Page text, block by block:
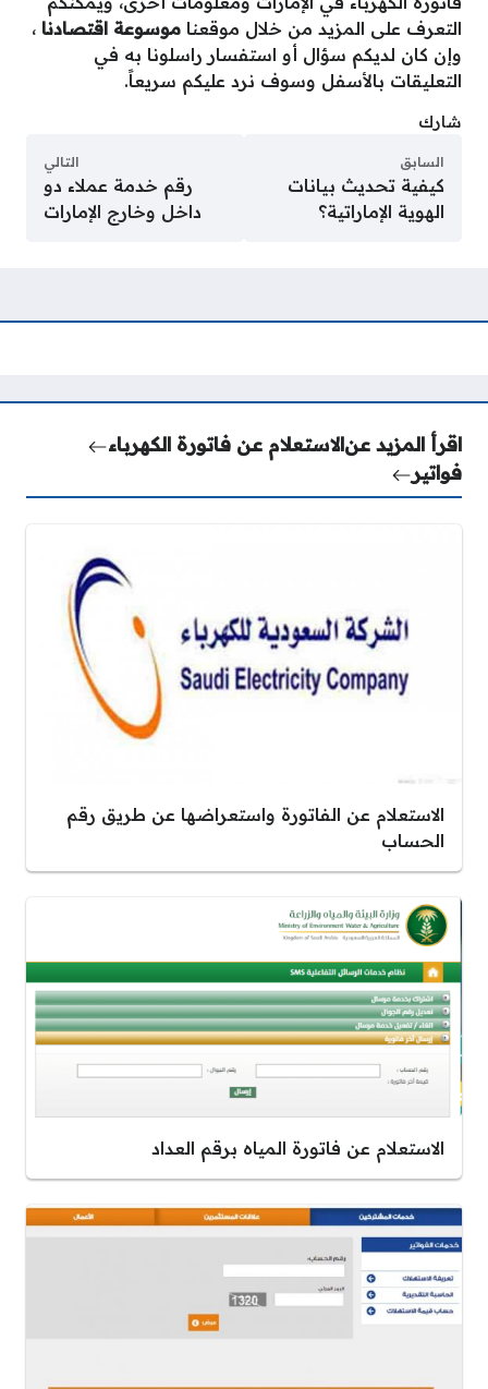
التعرف على المزيد من خلال موقعنا موسوعة اقتصادنا ،
وإن كان لديكم سؤال أو استفسار راسلونا به في
التعليقات بالأسفل وسوف نرد عليكم سريعاً.
شارك
السابق
كيفية تحديث بيانات
الهوية الإماراتية؟
التالي
رقم خدمة عملاء دو
داخل وخارج الإمارات
اقرأ المزيد عنالاستعلام عن فاتورة الكهرباء
فواتير
الاستعلام عن الفاتورة واستعراضها عن طريق رقم
الحساب
الاستعلام عن فاتورة المياه برقم العداد